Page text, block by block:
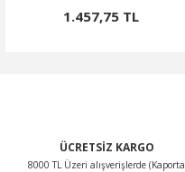
1.457,75 TL
ÜCRETSİZ KARGO
8000 TL Üzeri alışverişlerde (Kaporta